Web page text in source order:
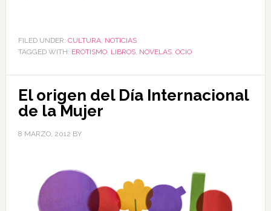
FILED UNDER: CULTURA, NOTICIAS
TAGGED WITH: EROTISMO, LIBROS, NOVELAS, OCIO
El origen del Día Internacional
de la Mujer
8 MARZO, 2012 BY